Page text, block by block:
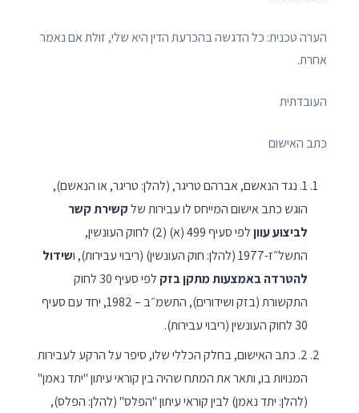
הערה טכנית: כל הדגשה בהכרעת הדין היא שלי, זולת אם נאמר
אחרת.
העובדתית
כתב האישום
1. נגד הנאשם, אברהם טריגר, (להלן: טריגר, או הנאשם),
הוגש כתב אישום המייחס לו עבירות שלקשירת קשר
לביצוע עוון
לפי סעיף 499 (א) (2) לחוק העונשין,
התשל״ז-1977 (להלן: חוק העונשין) (ריבוי עבירות), ו
שידול
להטרדה באמצעות מתקן בזק
לפי סעיף 30 לחוק
התקשורת (בזק ושידורים), התשמ״ב – 1982, יחד עם סעיף
30 לחוק העונשין (ריבוי עבירות).
2. כתב האישום, בחלק הכללי שלו, סיפר על הרקע לעבירות
המנויות בו, ותאר את המתח שהיה בין קוראי עיתון "יתד נאמן"
(להלן: יתד נאמן) לבין קוראי עיתון "הפלס" (להלן: הפלס),